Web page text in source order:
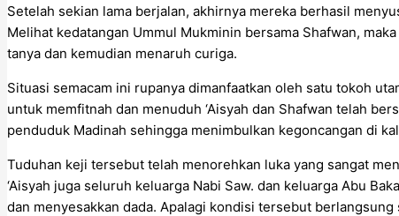
Setelah sekian lama berjalan, akhirnya mereka berhasil
Melihat kedatangan Ummul Mukminin bersama Shafwan,
tanya dan kemudian menaruh curiga.
Situasi semacam ini rupanya dimanfaatkan oleh satu tokoh
untuk memfitnah dan menuduh ‘Aisyah dan Shafwan telah
penduduk Madinah sehingga menimbulkan kegoncangan di
Tuduhan keji tersebut telah menorehkan luka yang sangat
‘Aisyah juga seluruh keluarga Nabi Saw. dan keluarga Abu
dan menyesakkan dada. Apalagi kondisi tersebut